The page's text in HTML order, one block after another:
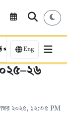
পরীক্ষা কর্মসংস্থান
Eng
২০২৫, ১২:৩৫ PM